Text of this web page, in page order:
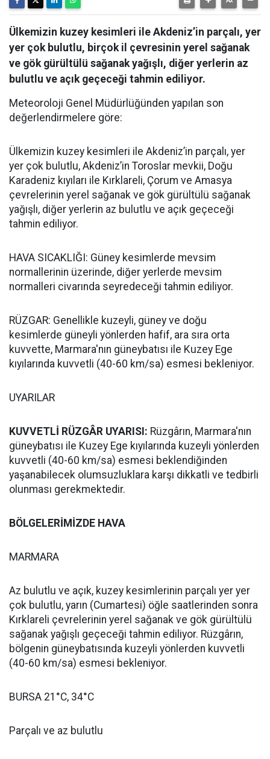
Ülkemizin kuzey kesimleri ile Akdeniz’in parçalı, yer
yer çok bulutlu, birçok il çevresinin yerel sağanak
ve gök gürültülü sağanak yağışlı, diğer yerlerin az
bulutlu ve açık geçeceği tahmin ediliyor.
Meteoroloji Genel Müdürlüğünden yapılan son
değerlendirmelere göre:
Ülkemizin kuzey kesimleri ile Akdeniz’in parçalı, yer
yer çok bulutlu, Akdeniz’in Toroslar mevkii, Doğu
Karadeniz kıyıları ile Kırklareli, Çorum ve Amasya
çevrelerinin yerel sağanak ve gök gürültülü sağanak
yağışlı, diğer yerlerin az bulutlu ve açık geçeceği
tahmin ediliyor.
HAVA SICAKLIĞI: Güney kesimlerde mevsim
normallerinin üzerinde, diğer yerlerde mevsim
normalleri civarında seyredeceği tahmin ediliyor.
RÜZGAR: Genellikle kuzeyli, güney ve doğu
kesimlerde güneyli yönlerden hafif, ara sıra orta
kuvvette, Marmara'nın güneybatısı ile Kuzey Ege
kıyılarında kuvvetli (40-60 km/sa) esmesi bekleniyor.
UYARILAR
KUVVETLİ RÜZGÂR UYARISI: Rüzgârın, Marmara'nın
güneybatısı ile Kuzey Ege kıyılarında kuzeyli yönlerden
kuvvetli (40-60 km/sa) esmesi beklendiğinden
yaşanabilecek olumsuzluklara karşı dikkatli ve tedbirli
olunması gerekmektedir.
BÖLGELERİMİZDE HAVA
MARMARA
Az bulutlu ve açık, kuzey kesimlerinin parçalı yer yer
çok bulutlu, yarın (Cumartesi) öğle saatlerinden sonra
Kırklareli çevrelerinin yerel sağanak ve gök gürültülü
sağanak yağışlı geçeceği tahmin ediliyor. Rüzgârın,
bölgenin güneybatısında kuzeyli yönlerden kuvvetli
(40-60 km/sa) esmesi bekleniyor.
BURSA 21°C, 34°C
Parçalı ve az bulutlu